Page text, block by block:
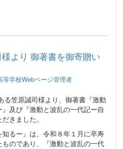
より 御著書を御寄贈い
等学校Webページ管理者
る笠原誠司様より、御著書『激動
及び『激動と波乱の一代記ー自
きました。
知るー』は、令和８年１月に卒寿
のであり、『激動と波乱の一代